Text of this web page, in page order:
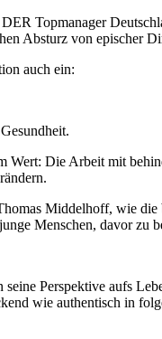
Topmanager
Absturz von epischer
auch ein:
Wert: Die Arbeit mit
Middelhoff, wie
Menschen, davor zu
Perspektive aufs
wie authentisch in